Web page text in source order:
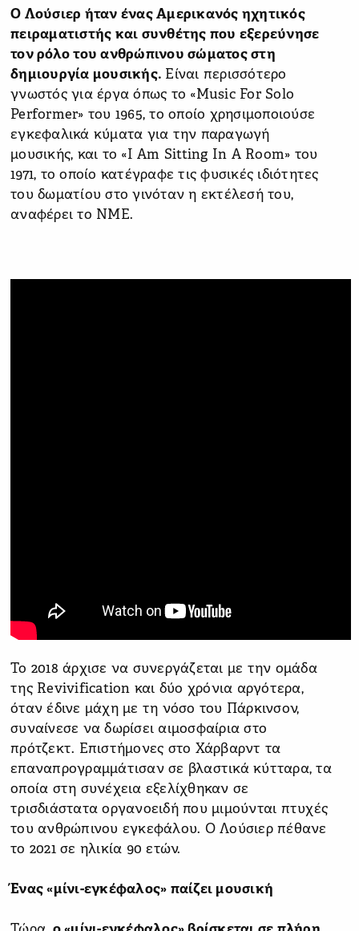
Ο Λούσιερ ήταν ένας Αμερικανός ηχητικός
πειραματιστής και συνθέτης που εξερεύνησε
τον ρόλο του ανθρώπινου σώματος στη
δημιουργία μουσικής. Είναι περισσότερο
γνωστός για έργα όπως το «Music For Solo
Performer» του 1965, το οποίο χρησιμοποιούσε
εγκεφαλικά κύματα για την παραγωγή
μουσικής, και το «I Am Sitting In A Room» του
1971, το οποίο κατέγραφε τις φυσικές ιδιότητες
του δωματίου στο γινόταν η εκτέλεσή του,
αναφέρει το NME.
Το 2018 άρχισε να συνεργάζεται με την ομάδα
της Revivification και δύο χρόνια αργότερα,
όταν έδινε μάχη με τη νόσο του Πάρκινσον,
συναίνεσε να δωρίσει αιμοσφαίρια στο
πρότζεκτ. Επιστήμονες στο Χάρβαρντ τα
επαναπρογραμμάτισαν σε βλαστικά κύτταρα, τα
οποία στη συνέχεια εξελίχθηκαν σε
τρισδιάστατα οργανοειδή που μιμούνται πτυχές
του ανθρώπινου εγκεφάλου. Ο Λούσιερ πέθανε
το 2021 σε ηλικία 90 ετών.
Ένας «μίνι-εγκέφαλος» παίζει μουσική